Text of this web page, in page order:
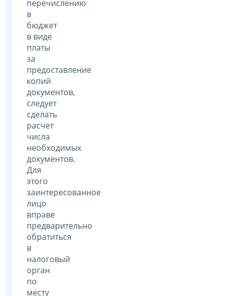
перечислению
в
бюджет
в виде
платы
за
предоставление
копий
документов,
следует
сделать
расчет
числа
необходимых
документов.
Для
этого
заинтересованное
лицо
вправе
предварительно
обратиться
в
налоговый
орган
по
месту